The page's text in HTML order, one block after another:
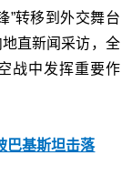
”转移到外交舞台
地直新闻采访，全
战中发挥重要作
巴基斯坦击落